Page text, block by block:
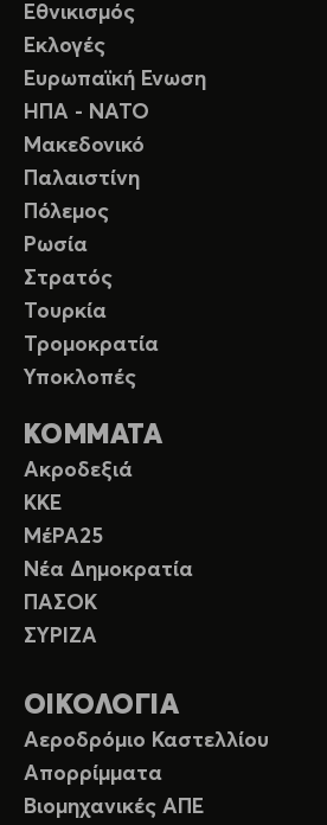
Εθνικισμός
Εκλογές
Ευρωπαϊκή Ενωση
ΗΠΑ - ΝΑΤΟ
Μακεδονικό
Παλαιστίνη
Πόλεμος
Ρωσία
Στρατός
Τουρκία
Τρομοκρατία
Υποκλοπές
ΚΟΜΜΑΤΑ
Ακροδεξιά
ΚΚΕ
ΜέΡΑ25
Νέα Δημοκρατία
ΠΑΣΟΚ
ΣΥΡΙΖΑ
ΟΙΚΟΛΟΓΙΑ
Αεροδρόμιο Καστελλίου
Απορρίμματα
Βιομηχανικές ΑΠΕ